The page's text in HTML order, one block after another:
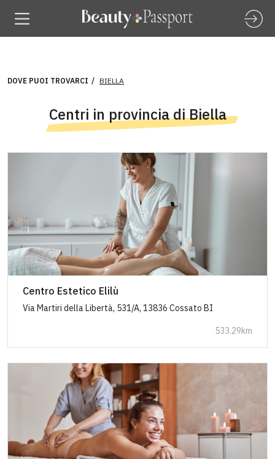
DOVE PUOI TROVARCI BIELLA
Centri in provincia di Biella
Centro Estetico Elilù
Via Martiri della Libertà, 531/A, 13836 Cossato BI
533.29km